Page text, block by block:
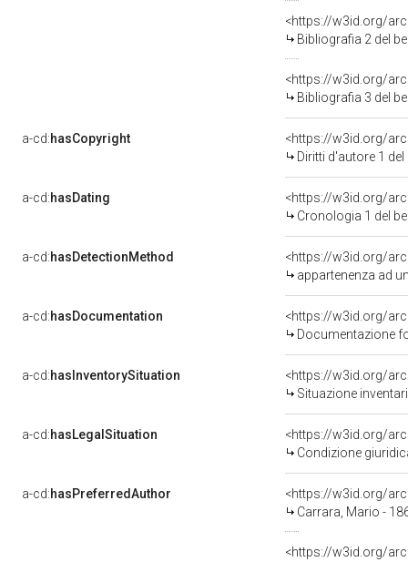
<https://w3id.org/
Bibliografia 2 del
<https://w3id.org/
Bibliografia 3 del
a-cd:hasCopyright
<https://w3id.org/
Diritti d'autore 1
a-cd:hasDating
<https://w3id.org/
Cronologia 1 del
a-cd:hasDetectionMethod
appartenenza ad
a-cd:hasDocumentation
Documentazione
a-cd:hasInventorySituation
<https://w3id.org/
Situazione
a-cd:hasLegalSituation
Condizione
a-cd:hasPreferredAuthor
<https://w3id.org/
Carrara, Mario -
<https://w3id.org/